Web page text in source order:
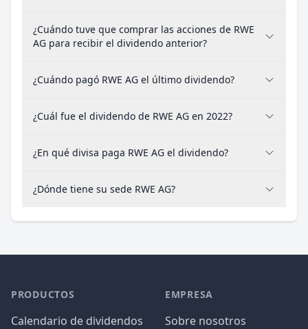
¿Cuándo tuve que comprar las acciones de RWE
AG para recibir el dividendo anterior?
¿Cuándo pagó RWE AG el último dividendo?
¿Cuál fue el dividendo de RWE AG en 2022?
¿En qué divisa paga RWE AG el dividendo?
¿Dónde tiene su sede RWE AG?
PRODUCTOS
Calendario de dividendos
EMPRESA
Sobre nosotros